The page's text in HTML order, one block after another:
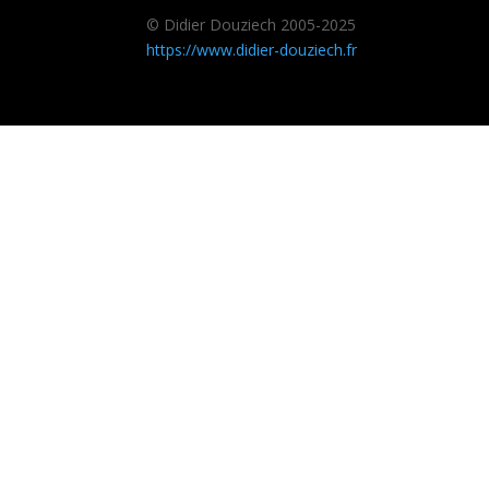
© Didier Douziech 2005-2025
https://www.didier-douziech.fr